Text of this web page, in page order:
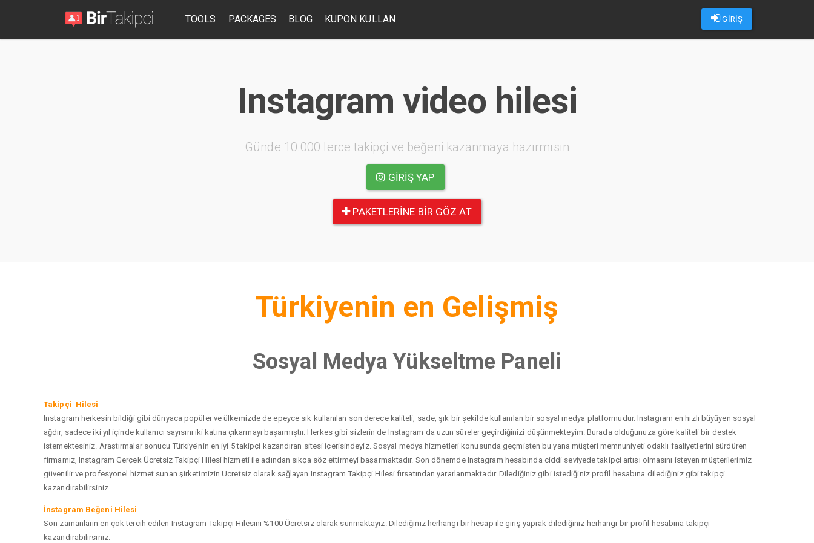
GİRİŞ
TOOLS PACKAGES BLOG KUPON KULLAN
Instagram video hilesi
Günde 10.000 lerce takipçi ve beğeni kazanmaya hazırmısın
GIRIŞ YAP
PAKETLERINE BIR GÖZ AT
Türkiyenin en Gelişmiş
Sosyal Medya Yükseltme Paneli
Takipçi Hilesi
Instagram herkesin bildiği gibi dünyaca popüler ve ülkemizde de epeyce sık kullanılan son derece kaliteli, sade, şık bir şekilde kullanılan bir sosyal medya platformudur. Instagram en hızlı büyüyen sosyal
ağdır, sadece iki yıl içinde kullanıcı sayısını iki katına çıkarmayı başarmıştır. Herkes gibi sizlerin de Instagram da uzun süreler geçirdiğinizi düşünmekteyim. Burada olduğunuza göre kaliteli bir destek
istemektesiniz. Araştırmalar sonucu Türkiye’nin en iyi 5 takipçi kazandıran sitesi içerisindeyiz. Sosyal medya hizmetleri konusunda geçmişten bu yana müşteri memnuniyeti odaklı faaliyetlerini sürdüren
firmamız, Instagram Gerçek Ücretsiz Takipçi Hilesi hizmeti ile adından sıkça söz ettirmeyi başarmaktadır. Son dönemde Instagram hesabında ciddi seviyede takipçi artışı olmasını isteyen müşterilerimiz
güvenilir ve profesyonel hizmet sunan şirketimizin Ücretsiz olarak sağlayan Instagram Takipçi Hilesi fırsatından yararlanmaktadır. Dilediğiniz gibi istediğiniz profil hesabına dilediğiniz gibi takipçi
kazandırabilirsiniz.
İnstagram Beğeni Hilesi
Son zamanların en çok tercih edilen Instagram Takipçi Hilesini %100 Ücretsiz olarak sunmaktayız. Dilediğiniz herhangi bir hesap ile giriş yaprak dilediğiniz herhangi bir profil hesabına takipçi
kazandırabilirsiniz.